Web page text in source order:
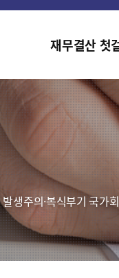
홈
재무결산 첫
발생주의·복식부기 국가